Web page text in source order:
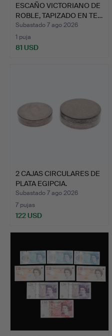
ESCAÑO VICTORIANO DE
ROBLE, TAPIZADO EN TE…
Subastado 7 ago 2026
1 puja
81 USD
2 CAJAS CIRCULARES DE
PLATA EGIPCIA.
Subastado 7 ago 2026
7 pujas
122 USD